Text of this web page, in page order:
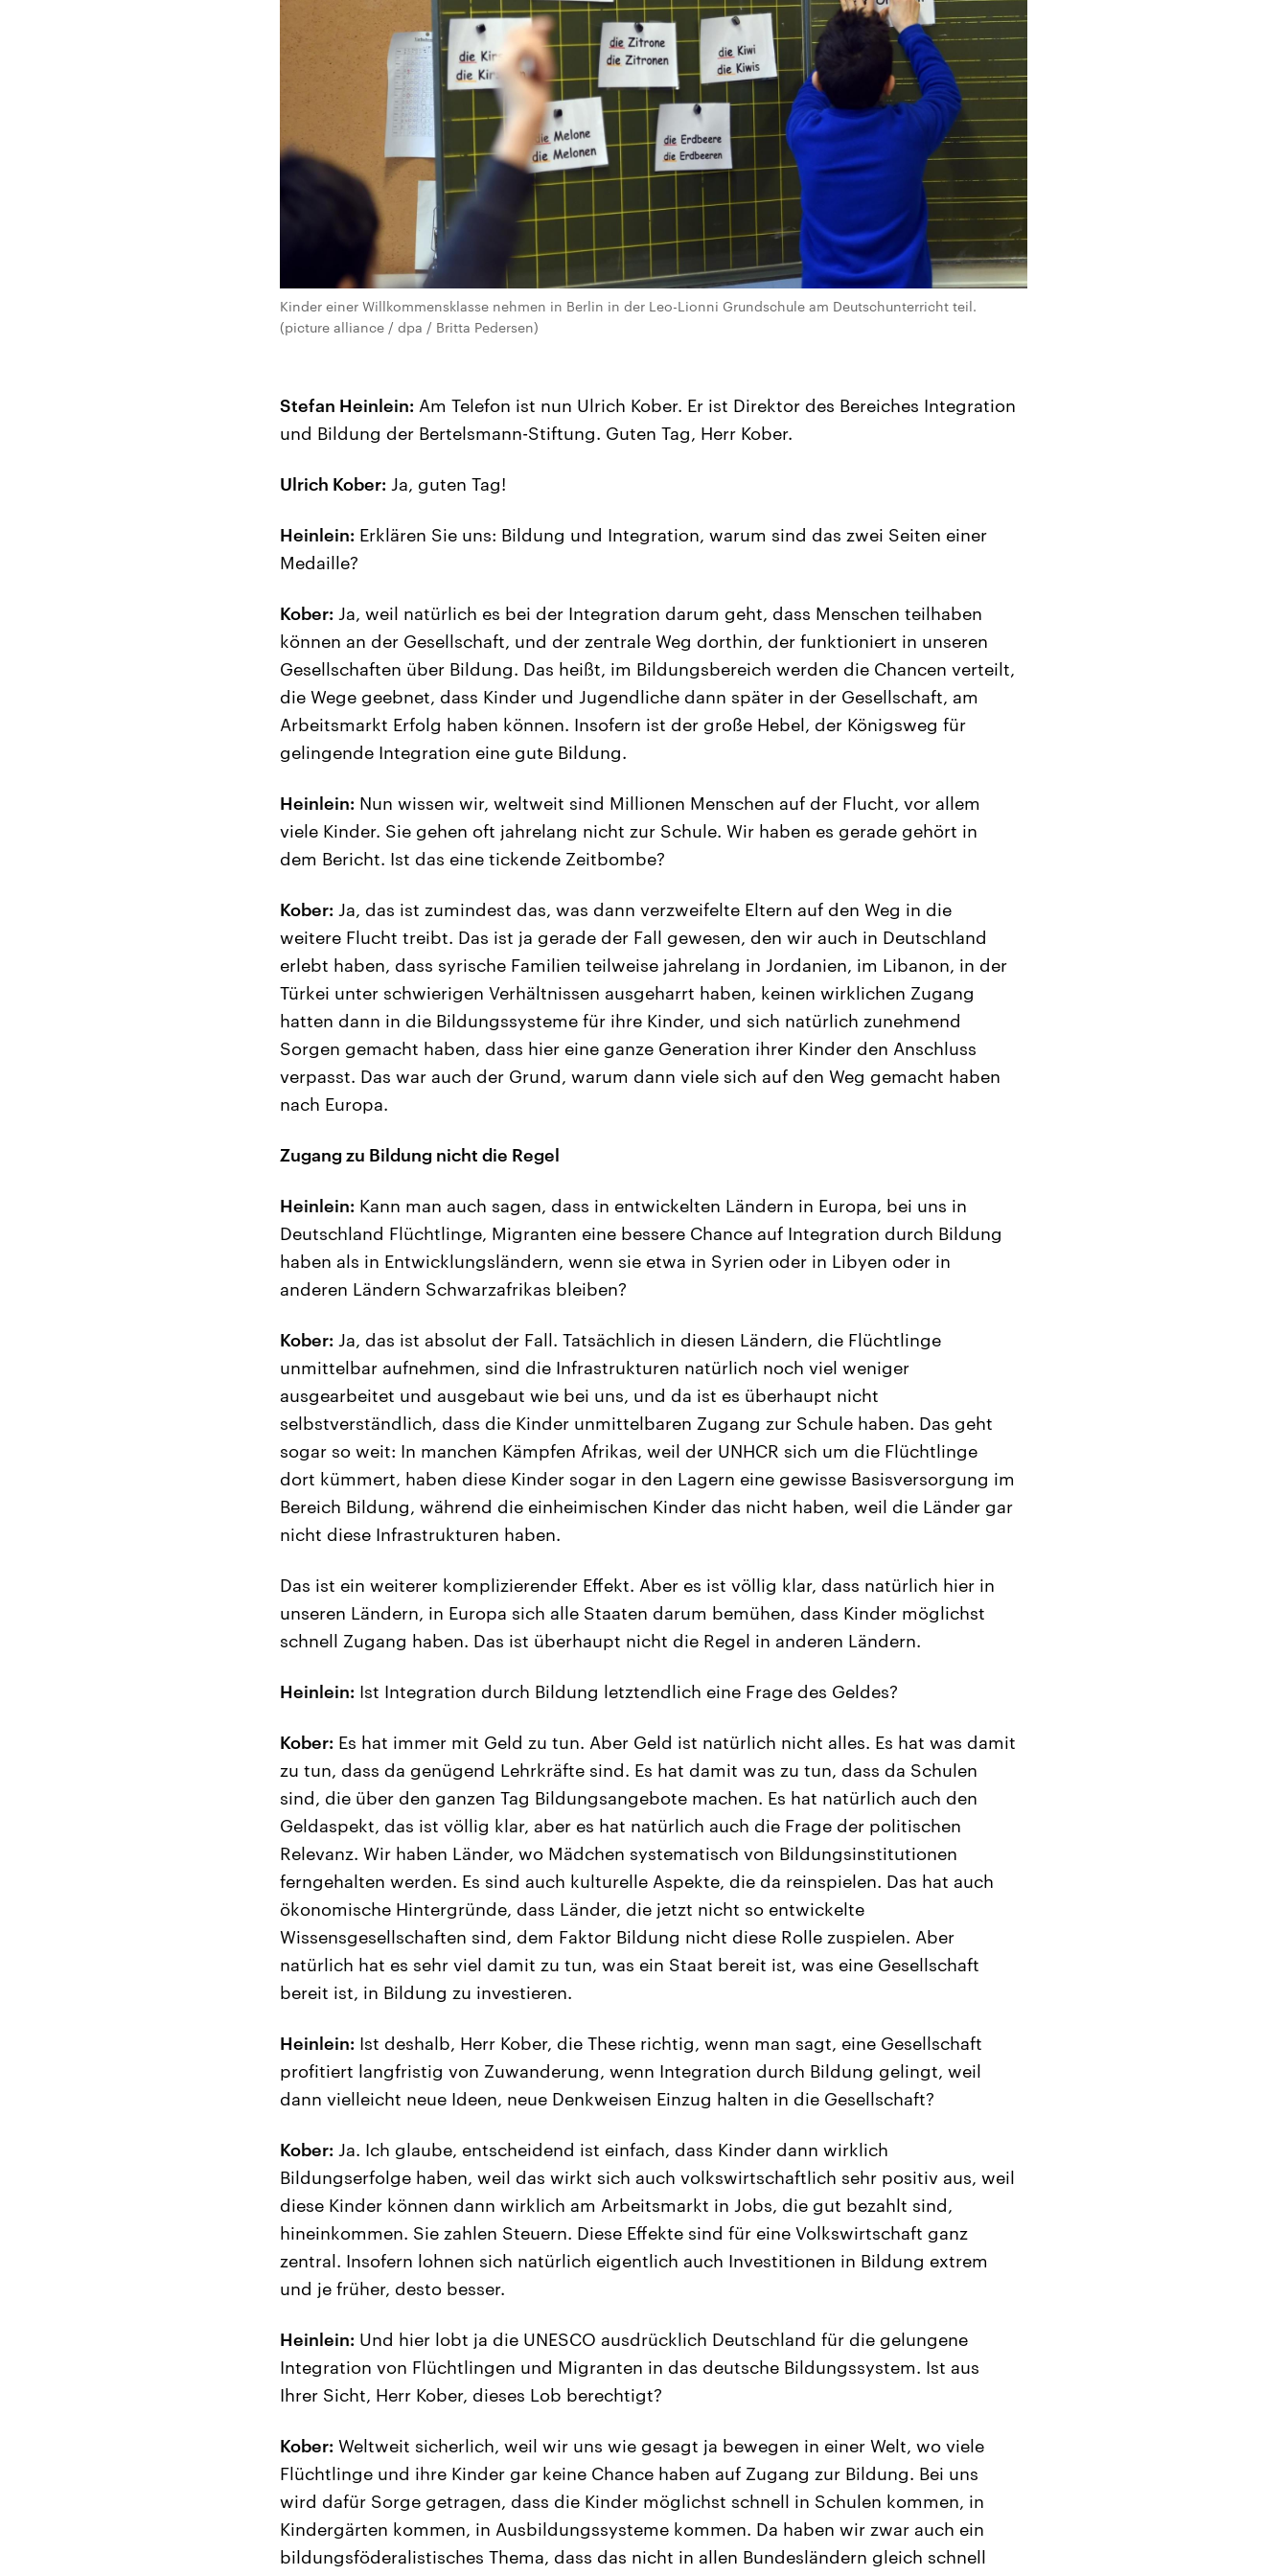
Kinder einer Willkommensklasse nehmen in Berlin in der Leo-Lionni Grundschule am Deutschunterricht teil.
(picture alliance / dpa / Britta Pedersen)
Stefan Heinlein: Am Telefon ist nun Ulrich Kober. Er ist Direktor des Bereiches Integration
und Bildung der Bertelsmann-Stiftung. Guten Tag, Herr Kober.
Ulrich Kober: Ja, guten Tag!
Heinlein: Erklären Sie uns: Bildung und Integration, warum sind das zwei Seiten einer
Medaille?
Kober: Ja, weil natürlich es bei der Integration darum geht, dass Menschen teilhaben
können an der Gesellschaft, und der zentrale Weg dorthin, der funktioniert in unseren
Gesellschaften über Bildung. Das heißt, im Bildungsbereich werden die Chancen verteilt,
die Wege geebnet, dass Kinder und Jugendliche dann später in der Gesellschaft, am
Arbeitsmarkt Erfolg haben können. Insofern ist der große Hebel, der Königsweg für
gelingende Integration eine gute Bildung.
Heinlein: Nun wissen wir, weltweit sind Millionen Menschen auf der Flucht, vor allem
viele Kinder. Sie gehen oft jahrelang nicht zur Schule. Wir haben es gerade gehört in
dem Bericht. Ist das eine tickende Zeitbombe?
Kober: Ja, das ist zumindest das, was dann verzweifelte Eltern auf den Weg in die
weitere Flucht treibt. Das ist ja gerade der Fall gewesen, den wir auch in Deutschland
erlebt haben, dass syrische Familien teilweise jahrelang in Jordanien, im Libanon, in der
Türkei unter schwierigen Verhältnissen ausgeharrt haben, keinen wirklichen Zugang
hatten dann in die Bildungssysteme für ihre Kinder, und sich natürlich zunehmend
Sorgen gemacht haben, dass hier eine ganze Generation ihrer Kinder den Anschluss
verpasst. Das war auch der Grund, warum dann viele sich auf den Weg gemacht haben
nach Europa.
Zugang zu Bildung nicht die Regel
Heinlein: Kann man auch sagen, dass in entwickelten Ländern in Europa, bei uns in
Deutschland Flüchtlinge, Migranten eine bessere Chance auf Integration durch Bildung
haben als in Entwicklungsländern, wenn sie etwa in Syrien oder in Libyen oder in
anderen Ländern Schwarzafrikas bleiben?
Kober: Ja, das ist absolut der Fall. Tatsächlich in diesen Ländern, die Flüchtlinge
unmittelbar aufnehmen, sind die Infrastrukturen natürlich noch viel weniger
ausgearbeitet und ausgebaut wie bei uns, und da ist es überhaupt nicht
selbstverständlich, dass die Kinder unmittelbaren Zugang zur Schule haben. Das geht
sogar so weit: In manchen Kämpfen Afrikas, weil der UNHCR sich um die Flüchtlinge
dort kümmert, haben diese Kinder sogar in den Lagern eine gewisse Basisversorgung im
Bereich Bildung, während die einheimischen Kinder das nicht haben, weil die Länder gar
nicht diese Infrastrukturen haben.
Das ist ein weiterer komplizierender Effekt. Aber es ist völlig klar, dass natürlich hier in
unseren Ländern, in Europa sich alle Staaten darum bemühen, dass Kinder möglichst
schnell Zugang haben. Das ist überhaupt nicht die Regel in anderen Ländern.
Heinlein: Ist Integration durch Bildung letztendlich eine Frage des Geldes?
Kober: Es hat immer mit Geld zu tun. Aber Geld ist natürlich nicht alles. Es hat was damit
zu tun, dass da genügend Lehrkräfte sind. Es hat damit was zu tun, dass da Schulen
sind, die über den ganzen Tag Bildungsangebote machen. Es hat natürlich auch den
Geldaspekt, das ist völlig klar, aber es hat natürlich auch die Frage der politischen
Relevanz. Wir haben Länder, wo Mädchen systematisch von Bildungsinstitutionen
ferngehalten werden. Es sind auch kulturelle Aspekte, die da reinspielen. Das hat auch
ökonomische Hintergründe, dass Länder, die jetzt nicht so entwickelte
Wissensgesellschaften sind, dem Faktor Bildung nicht diese Rolle zuspielen. Aber
natürlich hat es sehr viel damit zu tun, was ein Staat bereit ist, was eine Gesellschaft
bereit ist, in Bildung zu investieren.
Heinlein: Ist deshalb, Herr Kober, die These richtig, wenn man sagt, eine Gesellschaft
profitiert langfristig von Zuwanderung, wenn Integration durch Bildung gelingt, weil
dann vielleicht neue Ideen, neue Denkweisen Einzug halten in die Gesellschaft?
Kober: Ja. Ich glaube, entscheidend ist einfach, dass Kinder dann wirklich
Bildungserfolge haben, weil das wirkt sich auch volkswirtschaftlich sehr positiv aus, weil
diese Kinder können dann wirklich am Arbeitsmarkt in Jobs, die gut bezahlt sind,
hineinkommen. Sie zahlen Steuern. Diese Effekte sind für eine Volkswirtschaft ganz
zentral. Insofern lohnen sich natürlich eigentlich auch Investitionen in Bildung extrem
und je früher, desto besser.
Heinlein: Und hier lobt ja die UNESCO ausdrücklich Deutschland für die gelungene
Integration von Flüchtlingen und Migranten in das deutsche Bildungssystem. Ist aus
Ihrer Sicht, Herr Kober, dieses Lob berechtigt?
Kober: Weltweit sicherlich, weil wir uns wie gesagt ja bewegen in einer Welt, wo viele
Flüchtlinge und ihre Kinder gar keine Chance haben auf Zugang zur Bildung. Bei uns
wird dafür Sorge getragen, dass die Kinder möglichst schnell in Schulen kommen, in
Kindergärten kommen, in Ausbildungssysteme kommen. Da haben wir zwar auch ein
bildungsföderalistisches Thema, dass das nicht in allen Bundesländern gleich schnell